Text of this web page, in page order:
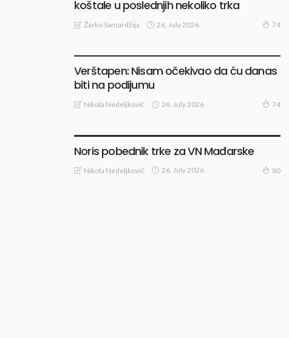
koštale u poslednjih nekoliko trka
Žarko Samardžija 26, July 2026 74
Verštapen: Nisam očekivao da ću danas
biti na podijumu
Nikola Nedeljković 26, July 2026 74
Noris pobednik trke za VN Mađarske
Nikola Nedeljković 26, July 2026 80